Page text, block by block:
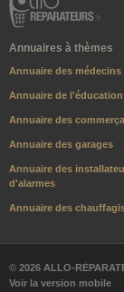
Annuaires à thèmes
Annuaire des médecins
Annuaire de l'éducation
Annuaire des
Annuaire des garages
Annuaire des
d'alarmes
Annuaire des
© 2026 ALLO-
Voir la version mobile